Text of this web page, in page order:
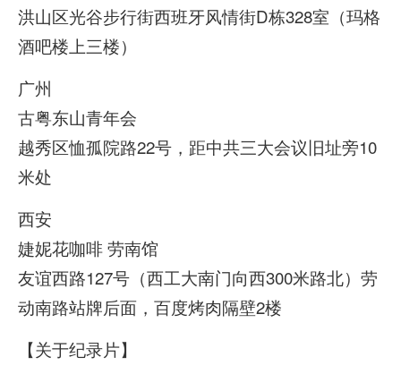
洪山区光谷步行街西班牙风情街D栋328室（玛格
酒吧楼上三楼）
广州
古粤东山青年会
越秀区恤孤院路22号，距中共三大会议旧址旁10
米处
西安
婕妮花咖啡 劳南馆
友谊西路127号（西工大南门向西300米路北）劳
动南路站牌后面，百度烤肉隔壁2楼
【关于纪录片】